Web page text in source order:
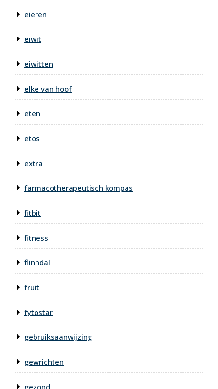
eieren
eiwit
eiwitten
elke van hoof
eten
etos
extra
farmacotherapeutisch kompas
fitbit
fitness
flinndal
fruit
fytostar
gebruiksaanwijzing
gewrichten
gezond